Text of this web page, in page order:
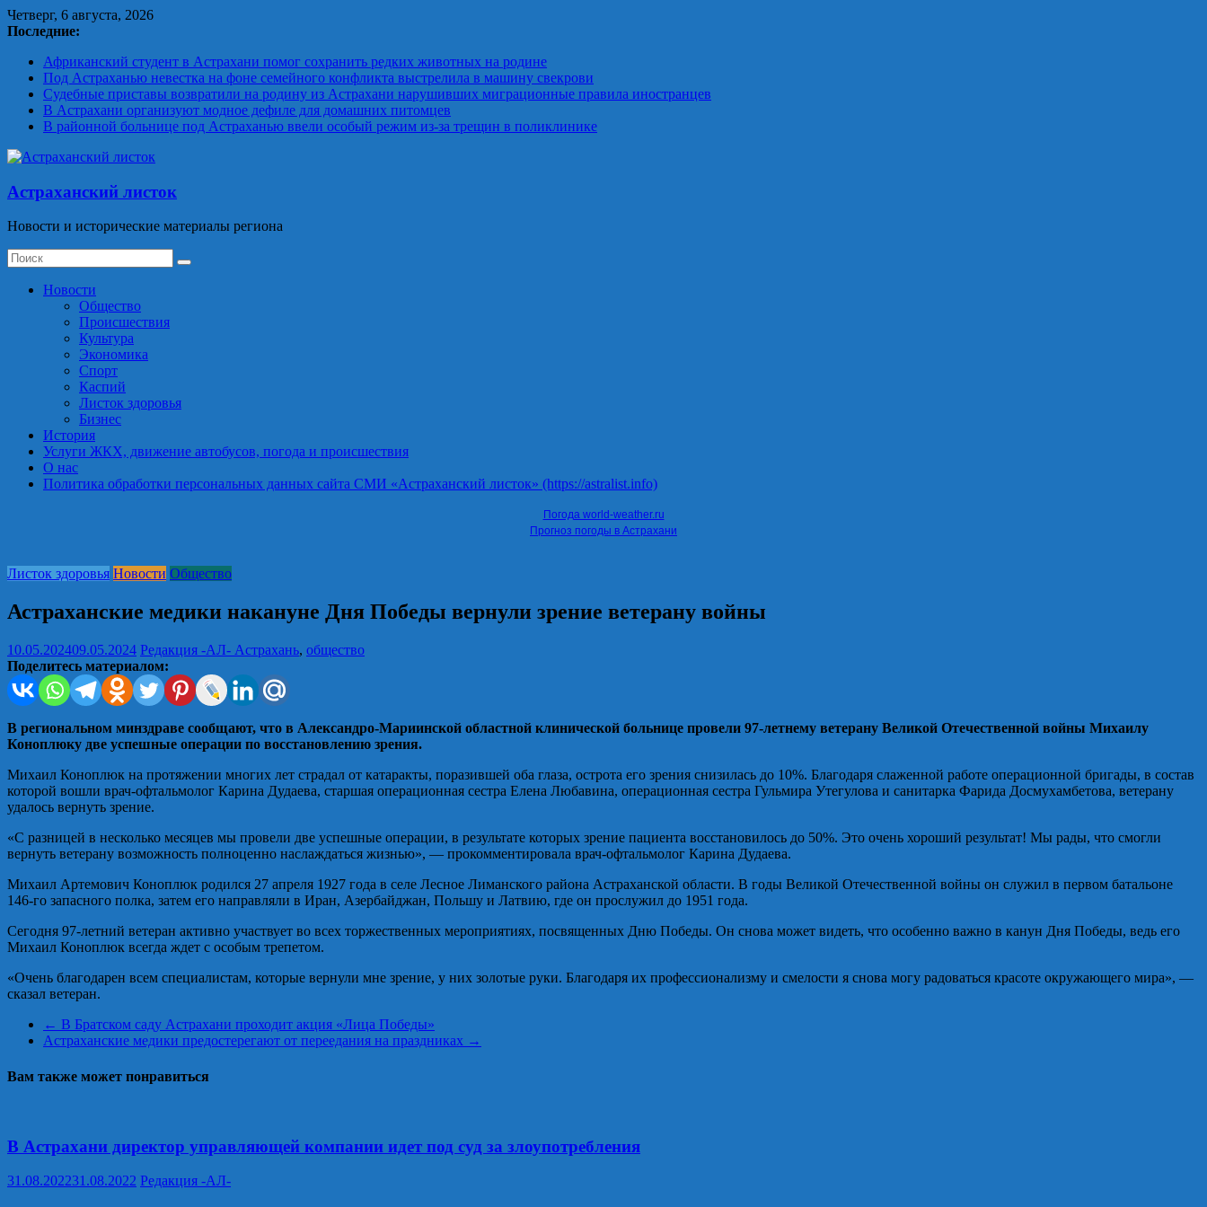
Skip
to
Четверг, 6 августа, 2026
Последние:
Африканский студент в Астрахани помог сохранить редких животных на родине
Под Астраханью невестка на фоне семейного конфликта выстрелила в машину свекрови
Судебные приставы возвратили на родину из Астрахани нарушивших миграционные правила иностранцев
В Астрахани организуют модное дефиле для домашних питомцев
В районной больнице под Астраханью ввели особый режим из‑за трещин в поликлинике
Астраханский листок
Новости и исторические материалы региона
Новости
Общество
Происшествия
Культура
Экономика
Спорт
Каспий
Листок здоровья
Бизнес
История
Услуги ЖКХ, движение автобусов, погода и происшествия
О нас
Политика обработки персональных данных сайта СМИ «Астраханский листок» (https://astralist.info)
Погода world-weather.ru
Прогноз погоды в Астрахани
Листок здоровья Новости Общество
Астраханские медики накануне Дня Победы вернули зрение ветерану войны
10.05.202409.05.2024 Редакция -АЛ- Астрахань, общество
Поделитесь материалом:
В региональном минздраве сообщают, что в Александро-Мариинской областной клинической больнице провели 97-летнему ветерану Великой Отечественной войны Михаилу
Коноплюку две успешные операции по восстановлению зрения.
Михаил Коноплюк на протяжении многих лет страдал от катаракты, поразившей оба глаза, острота его зрения снизилась до 10%. Благодаря слаженной работе операционной бригады, в состав
которой вошли врач-офтальмолог Карина Дудаева, старшая операционная сестра Елена Любавина, операционная сестра Гульмира Утегулова и санитарка Фарида Досмухамбетова, ветерану
удалось вернуть зрение.
«С разницей в несколько месяцев мы провели две успешные операции, в результате которых зрение пациента восстановилось до 50%. Это очень хороший результат! Мы рады, что смогли
вернуть ветерану возможность полноценно наслаждаться жизнью», — прокомментировала врач-офтальмолог Карина Дудаева.
Михаил Артемович Коноплюк родился 27 апреля 1927 года в селе Лесное Лиманского района Астраханской области. В годы Великой Отечественной войны он служил в первом батальоне
146-го запасного полка, затем его направляли в Иран, Азербайджан, Польшу и Латвию, где он прослужил до 1951 года.
Сегодня 97-летний ветеран активно участвует во всех торжественных мероприятиях, посвященных Дню Победы. Он снова может видеть, что особенно важно в канун Дня Победы, ведь его
Михаил Коноплюк всегда ждет с особым трепетом.
«Очень благодарен всем специалистам, которые вернули мне зрение, у них золотые руки. Благодаря их профессионализму и смелости я снова могу радоваться красоте окружающего мира», —
сказал ветеран.
← В Братском саду Астрахани проходит акция «Лица Победы»
Астраханские медики предостерегают от переедания на праздниках →
Вам также может понравиться
В Астрахани директор управляющей компании идет под суд за злоупотребления
31.08.202231.08.2022 Редакция -АЛ-